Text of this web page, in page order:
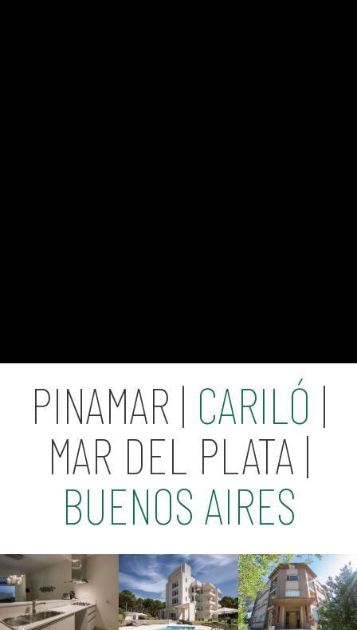
PINAMAR | CARILÓ |
MAR DEL PLATA |
BUENOS AIRES